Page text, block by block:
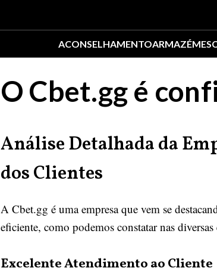
ACONSELHAMENTOARMAZÉM
O Cbet.gg é
Análise Detalhada da
dos Clientes
A Cbet.gg é uma empresa que vem se
eficiente, como podemos constatar nas
Excelente Atendimento ao Cliente